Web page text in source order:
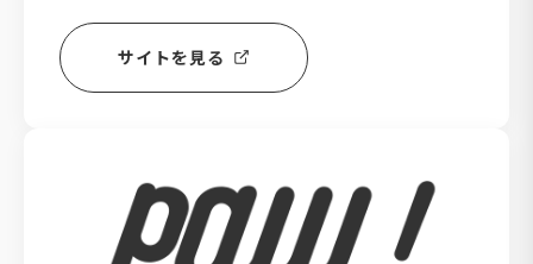
サイトを見る